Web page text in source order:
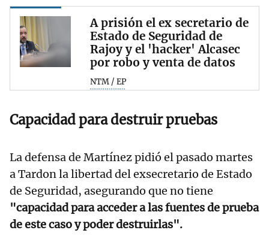
A prisión el ex secretario de
Estado de Seguridad de
Rajoy y el 'hacker' Alcasec
por robo y venta de datos
NTM / EP
Capacidad para destruir pruebas
La defensa de Martínez pidió el pasado martes
a Tardon la libertad del exsecretario de Estado
de Seguridad, asegurando que no tiene
"capacidad para acceder a las fuentes de prueba
de este caso y poder destruirlas".